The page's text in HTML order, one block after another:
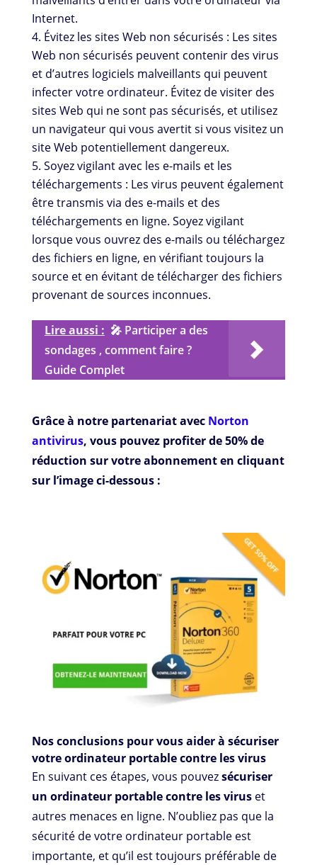
Internet.
Évitez les sites Web non sécurisés : Les sites
Web non sécurisés peuvent contenir des virus
et d’autres logiciels malveillants qui peuvent
infecter votre ordinateur. Évitez de visiter des
sites Web qui ne sont pas sécurisés, et utilisez
un navigateur qui vous avertit si vous visitez un
site Web potentiellement dangereux.
Soyez vigilant avec les e-mails et les
téléchargements : Les virus peuvent également
être transmis via des e-mails et des
téléchargements en ligne. Soyez vigilant
lorsque vous ouvrez des e-mails ou téléchargez
des fichiers en ligne, en vérifiant toujours la
source et en évitant de télécharger des fichiers
provenant de sources inconnues.
Lire aussi : 🎤 Participer a des
sondages , comment faire ?
Guide Complet
Grâce à notre partenariat avec Norton
antivirus, vous pouvez profiter de 50% de
réduction sur votre abonnement en cliquant
sur l’image ci-dessous :
Nos conclusions pour vous aider à sécuriser
votre ordinateur portable contre les virus
En suivant ces étapes, vous pouvezsécuriser
un ordinateur portable contre les viruset
autres menaces en ligne. N’oubliez pas que la
sécurité de votre ordinateur portable est
importante, et qu’il est toujours préférable de